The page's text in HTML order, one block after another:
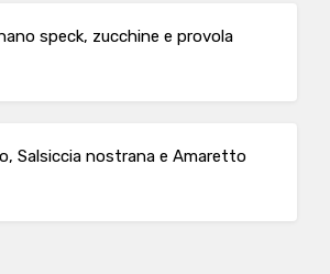
speck, zucchine e provola
Salsiccia nostrana e Amaretto